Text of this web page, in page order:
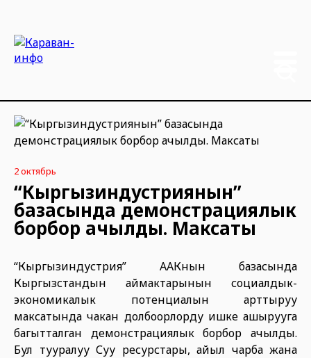
2 октябрь
“Кыргызиндустриянын”
базасында демонстрациялык
борбор ачылды. Максаты
“Кыргызиндустрия” ААКнын базасында
Кыргызстандын аймактарынын социалдык-
экономикалык потенциалын арттыруу
максатында чакан долбоорлорду ишке ашырууга
багытталган демонстрациялык борбор ачылды.
Бул тууралуу Суу ресурстары, айыл чарба жана